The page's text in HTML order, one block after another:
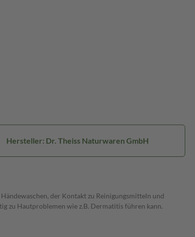
Hersteller: Dr. Theiss Naturwaren GmbH
der Kontakt zu Reinigungsmitteln und
zu Hautproblemen wie z.B. Dermatitis führen kann.